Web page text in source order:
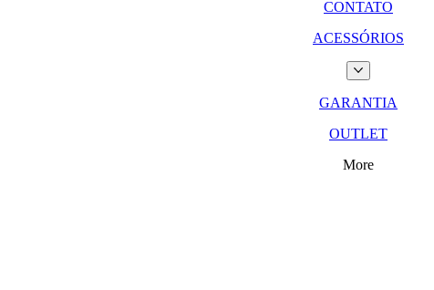
CONTATO
ACESSÓRIOS
GARANTIA
OUTLET
More